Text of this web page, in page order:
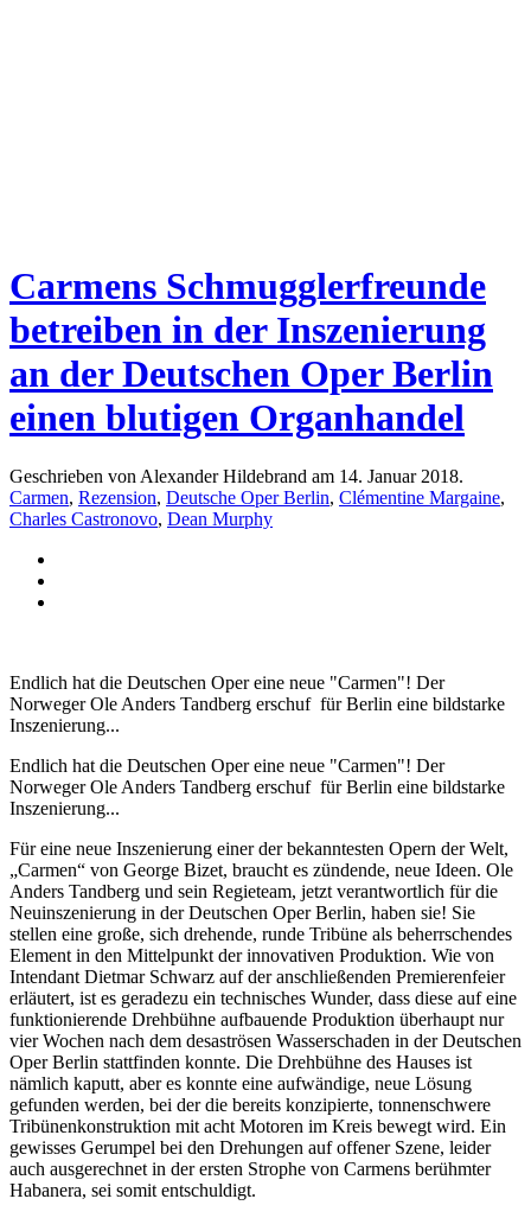
Carmens Schmugglerfreunde
betreiben in der Inszenierung
an der Deutschen Oper Berlin
einen blutigen Organhandel
Geschrieben von Alexander Hildebrand am 14. Januar 2018.
Carmen, Rezension, Deutsche Oper Berlin, Clémentine Margaine,
Charles Castronovo, Dean Murphy
Endlich hat die Deutschen Oper eine neue "Carmen"! Der
Norweger Ole Anders Tandberg erschuf für Berlin eine bildstarke
Inszenierung...
Endlich hat die Deutschen Oper eine neue "Carmen"! Der
Norweger Ole Anders Tandberg erschuf für Berlin eine bildstarke
Inszenierung...
Für eine neue Inszenierung einer der bekanntesten Opern der Welt,
„Carmen“ von George Bizet, braucht es zündende, neue Ideen. Ole
Anders Tandberg und sein Regieteam, jetzt verantwortlich für die
Neuinszenierung in der Deutschen Oper Berlin, haben sie! Sie
stellen eine große, sich drehende, runde Tribüne als beherrschendes
Element in den Mittelpunkt der innovativen Produktion. Wie von
Intendant Dietmar Schwarz auf der anschließenden Premierenfeier
erläutert, ist es geradezu ein technisches Wunder, dass diese auf eine
funktionierende Drehbühne aufbauende Produktion überhaupt nur
vier Wochen nach dem desaströsen Wasserschaden in der Deutschen
Oper Berlin stattfinden konnte. Die Drehbühne des Hauses ist
nämlich kaputt, aber es konnte eine aufwändige, neue Lösung
gefunden werden, bei der die bereits konzipierte, tonnenschwere
Tribünenkonstruktion mit acht Motoren im Kreis bewegt wird. Ein
gewisses Gerumpel bei den Drehungen auf offener Szene, leider
auch ausgerechnet in der ersten Strophe von Carmens berühmter
Habanera, sei somit entschuldigt.